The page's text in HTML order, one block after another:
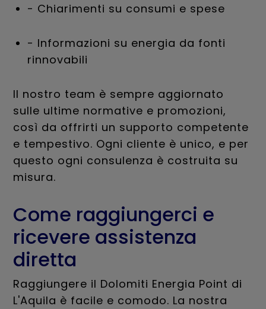
- Chiarimenti su consumi e spese
- Informazioni su energia da fonti
rinnovabili
Il nostro team è sempre aggiornato
sulle ultime normative e promozioni,
così da offrirti un supporto competente
e tempestivo. Ogni cliente è unico, e per
questo ogni consulenza è costruita su
misura.
Come raggiungerci e
ricevere assistenza
diretta
Raggiungere il Dolomiti Energia Point di
L'Aquila è facile e comodo. La nostra